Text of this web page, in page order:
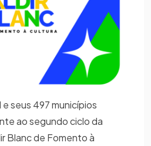
seus 497 municípios
ao segundo ciclo da
Blanc de Fomento à